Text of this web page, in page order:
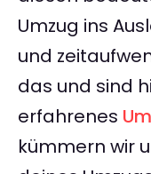
Umzug ins
und
das und sind
erfahrenes
kümmern wir